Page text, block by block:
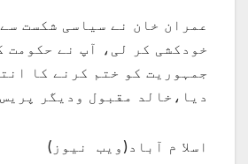
عمران خان نے سیاسی شکست
خودکشی کر لی، آپ نے حکومت
جمہوریت کو ختم کرنے کا
دیا،خالد مقبول ودیگر
اسلا م آباد(ویب نیوز)